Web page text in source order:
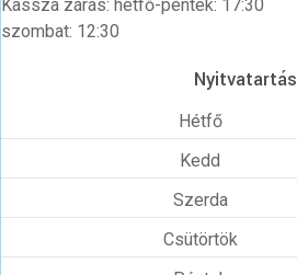
Kassza zárás: hétfő-péntek: 17:30
szombat: 12:30
Nyitvatartás
Hétfő
Kedd
Szerda
Csütörtök